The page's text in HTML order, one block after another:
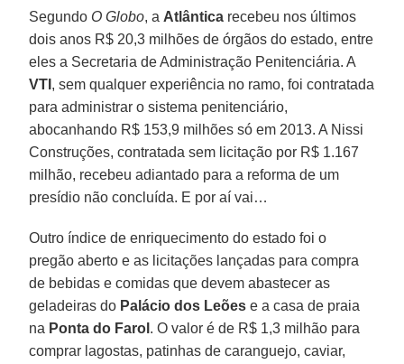
Segundo O Globo, a Atlântica recebeu nos últimos
dois anos R$ 20,3 milhões de órgãos do estado, entre
eles a Secretaria de Administração Penitenciária. A
VTI , sem qualquer experiência no ramo, foi contratada
para administrar o sistema penitenciário,
abocanhando R$ 153,9 milhões só em 2013. A Nissi
Construções, contratada sem licitação por R$ 1.167
milhão, recebeu adiantado para a reforma de um
presídio não concluída. E por aí vai…
Outro índice de enriquecimento do estado foi o
pregão aberto e as licitações lançadas para compra
de bebidas e comidas que devem abastecer as
geladeiras do Palácio dos Leões e a casa de praia
na Ponta do Farol . O valor é de R$ 1,3 milhão para
comprar lagostas, patinhas de caranguejo, caviar,